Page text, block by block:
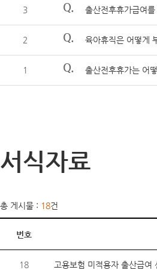
3 Q. 출산전후휴가급여
2 Q. 육아휴직은 어떻게
1 Q. 출산전후휴가는 어
서식자료
총 게시물 : 18건
번호
18 고용보험 미적용자 출산급여